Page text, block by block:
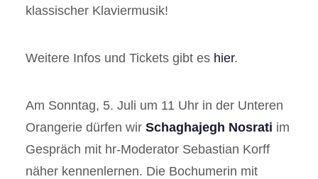
klassischer Klaviermusik!
Weitere Infos und Tickets gibt es hier.
Am Sonntag, 5. Juli um 11 Uhr in der Unteren
Orangerie dürfen wir Schaghajegh Nosrati im
Gespräch mit hr-Moderator Sebastian Korff
näher kennenlernen. Die Bochumerin mit